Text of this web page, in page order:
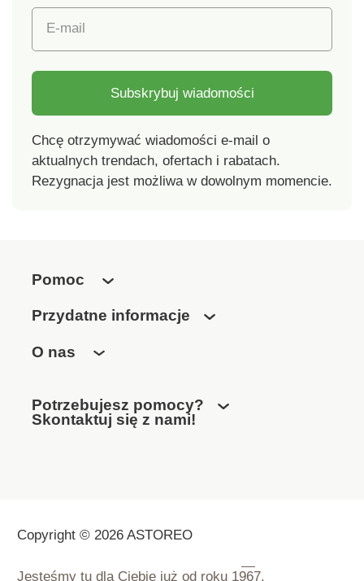
E-mail
Subskrybuj wiadomości
Chcę otrzymywać wiadomości e-mail o
aktualnych trendach, ofertach i rabatach.
Rezygnacja jest możliwa w dowolnym momencie.
Pomoc
Przydatne informacje
O nas
Potrzebujesz pomocy?
Skontaktuj się z nami!
Copyright © 2026 ASTOREO
Jesteśmy tu dla Ciebie już od roku 1967.